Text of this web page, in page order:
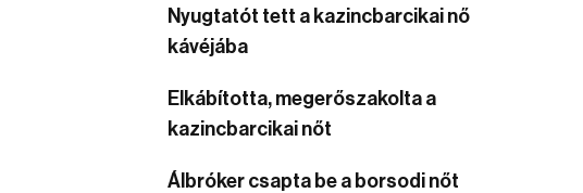
Nyugtatót tett a kazincbarcikai nő
kávéjába
Elkábította, megerőszakolta a
kazincbarcikai nőt
Álbróker csapta be a borsodi nőt